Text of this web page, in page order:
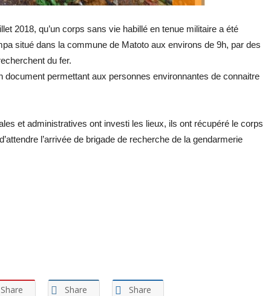
2018, qu’un corps sans vie habillé en tenue militaire a été
situé dans la commune de Matoto aux environs de 9h, par des
du fer.
document permettant aux personnes environnantes de connaitre
et administratives ont investi les lieux, ils ont récupéré le corps
l’arrivée de brigade de recherche de la gendarmerie
Share Share Share